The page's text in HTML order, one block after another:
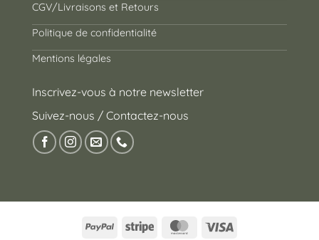
CGV/Livraisons et Retours
Politique de confidentialité
Mentions légales
Inscrivez-vous à notre newsletter
Suivez-nous / Contactez-nous
PayPal Stripe MasterCard
Visa